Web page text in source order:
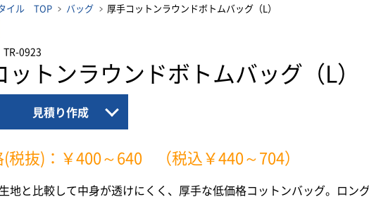
イル TOP バッグ 厚手コットンラウンドボトムバッグ（L）
TR-0923
ットンラウンドボトムバッグ（L）
見積り作成
(税抜)：￥400～640 （税込￥440～704）
地と比較して中身が透けにくく、厚手な低価格コットンバッグ。ロ